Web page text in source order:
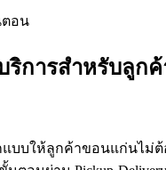
ตอน
ริการสำหรับลูก
บบให้ลูกค้าขอนแก่นไม่ต้